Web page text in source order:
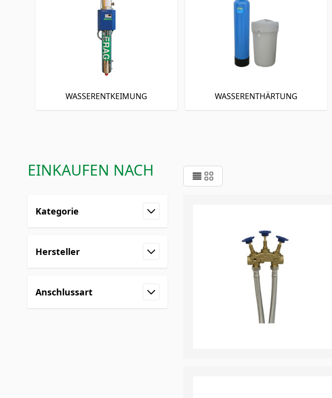
WASSERENTKEIMUNG WASSERENTHÄRTUNG
EINKAUFEN NACH
Kategorie
Filter
Hersteller
Filter
Anschlussart
Filter